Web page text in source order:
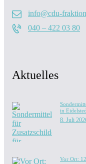
info@cdu-
040 – 422 03 80
Aktuelles
in
8. Juli
Vor Ort: